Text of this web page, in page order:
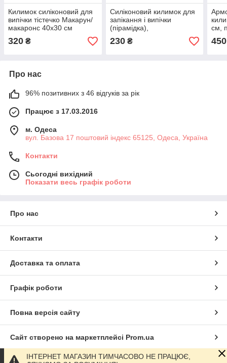
Килимок силіконовий для
випічки тістечко Макарун/
макаронс 40х30 см
320 ₴
Силіконовий килимок для
запікання і випічки
(пірамідка),
антипригарний килимок
40х29см
230₴
см,
450
Про нас
96% позитивних з 46 відгуків за рік
Працює з 17.03.2016
м. Одеса
вул. Базова 17 поштовий індекс 65125, Одеса, Україна
Контакти
Сьогодні вихідний
Показати весь графік роботи
Про нас
Контакти
Доставка та оплата
Графік роботи
Повна версія сайту
Сайт створено на маркетплейсі Prom.ua
ІНТЕРНЕТ МАГАЗИН ТИМЧАСОВО НЕ ПРАЦЮЄ,